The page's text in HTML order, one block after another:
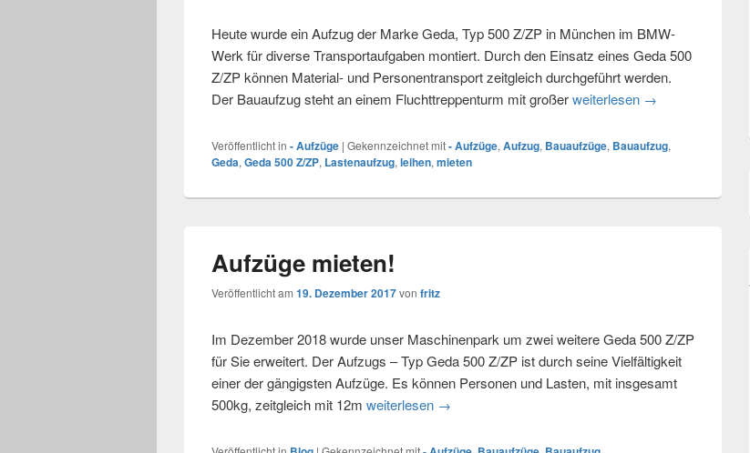
Heute wurde ein Aufzug der Marke Geda, Typ 500 Z/ZP in München im BMW-
Werk für diverse Transportaufgaben montiert. Durch den Einsatz eines Geda 500
Z/ZP können Material- und Personentransport zeitgleich durchgeführt werden.
Der Bauaufzug steht an einem Fluchttreppenturm mit großerweiterlesen Aufzug in München
→
Veröffentlicht in - Aufzüge | Gekennzeichnet mit- Aufzüge, Aufzug, Bauaufzüge, Bauaufzug,
Geda, Geda 500 Z/ZP, Lastenaufzug, leihen, mieten
Aufzüge mieten!
Veröffentlicht am 19. Dezember 2017von fritz
Im Dezember 2018 wurde unser Maschinenpark um zwei weitere Geda 500 Z/ZP
für Sie erweitert. Der Aufzugs – Typ Geda 500 Z/ZP ist durch seine Vielfältigkeit
einer der gängigsten Aufzüge. Es können Personen und Lasten, mit insgesamt
500kg, zeitgleich mit 12m weiterlesen Aufzüge mieten!
→